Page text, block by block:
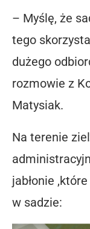
– Myślę, że
tego
dużego
rozmowie z
Matysiak.
Na terenie
jabłonie
w sadzie: